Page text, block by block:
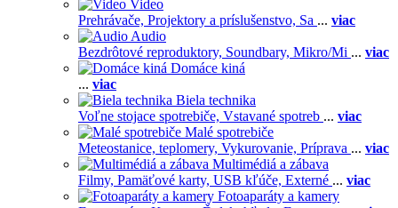
Video
Prehrávače, Projektory a príslušenstvo, Sa ... viac
Audio
Bezdrôtové reproduktory, Soundbary, Mikro/Mi ... viac
Domáce kiná
... viac
Biela technika
Voľne stojace spotrebiče, Vstavané spotreb ... viac
Malé spotrebiče
Meteostanice, teplomery, Vykurovanie, Príprava ... viac
Multimédiá a zábava
Filmy, Pamäťové karty, USB kľúče, Externé ... viac
Fotoaparáty a kamery